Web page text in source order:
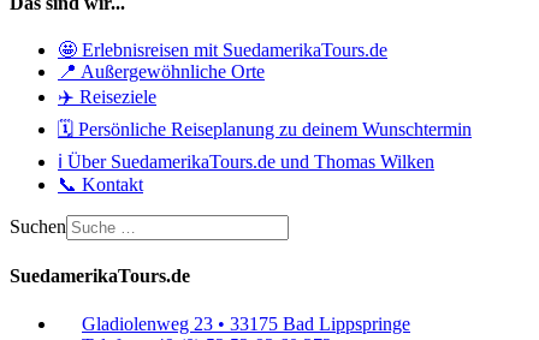
🤩 Erlebnisreisen mit SuedamerikaTours.de
📍 Außergewöhnliche Orte
✈️ Reiseziele
🗓️ Persönliche Reiseplanung zu deinem Wunschtermin
ℹ️ Über SuedamerikaTours.de und Thomas Wilken
📞 Kontakt
Suchen
SuedamerikaTours.de
Gladiolenweg 23 • 33175 Bad Lippspringe